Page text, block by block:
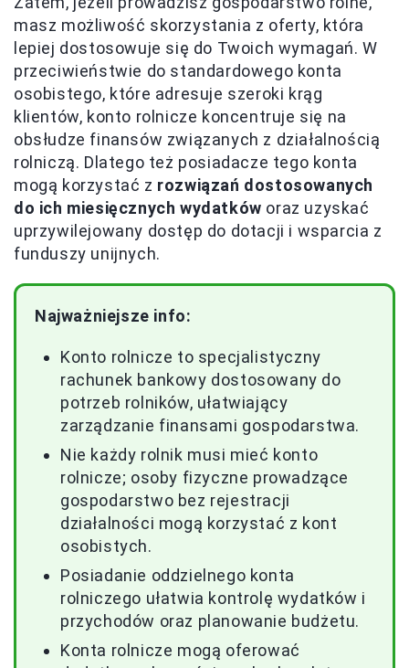
masz możliwość skorzystania z oferty, która
lepiej dostosowuje się do Twoich wymagań. W
przeciwieństwie do standardowego konta
osobistego, które adresuje szeroki krąg
klientów, konto rolnicze koncentruje się na
obsłudze finansów związanych z działalnością
rolniczą. Dlatego też posiadacze tego konta
mogą korzystać z rozwiązań dostosowanych
do ich miesięcznych wydatków oraz uzyskać
uprzywilejowany dostęp do dotacji i wsparcia z
funduszy unijnych.
Najważniejsze info:
Konto rolnicze to specjalistyczny
rachunek bankowy dostosowany do
potrzeb rolników, ułatwiający
zarządzanie finansami gospodarstwa.
Nie każdy rolnik musi mieć konto
rolnicze; osoby fizyczne prowadzące
gospodarstwo bez rejestracji
działalności mogą korzystać z kont
osobistych.
Posiadanie oddzielnego konta
rolniczego ułatwia kontrolę wydatków i
przychodów oraz planowanie budżetu.
Konta rolnicze mogą oferować